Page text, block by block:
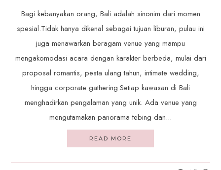
Bagi kebanyakan orang, Bali adalah sinonim dari momen
spesial.Tidak hanya dikenal sebagai tujuan liburan, pulau ini
juga menawarkan beragam venue yang mampu
mengakomodasi acara dengan karakter berbeda, mulai dari
proposal romantis, pesta ulang tahun, intimate wedding,
hingga corporate gathering.Setiap kawasan di Bali
menghadirkan pengalaman yang unik. Ada venue yang
mengutamakan panorama tebing dan...
READ MORE